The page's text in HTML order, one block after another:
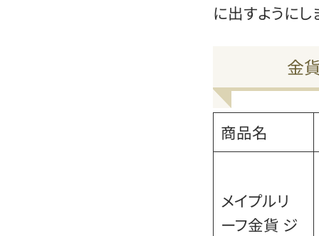
に出すようにし
金
商品名
メイプルリ
ーフ金貨 ジ